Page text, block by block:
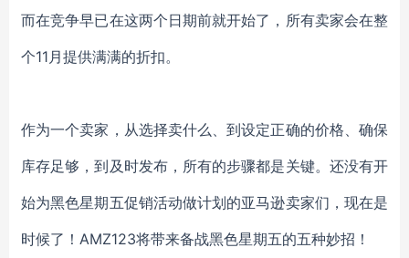
而在竞争早已在这两个日期前就开始了，所有卖家会在整
个11月提供满满的折扣。
作为一个卖家，从选择卖什么、到设定正确的价格、确保
库存足够，到及时发布，所有的步骤都是关键。还没有开
始为黑色星期五促销活动做计划的亚马逊卖家们，现在是
时候了！AMZ123将带来备战黑色星期五的五种妙招！